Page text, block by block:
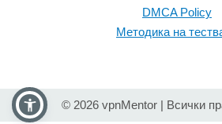
DMCA Policy
Методика на
© 2026 vpnMentor | Всички